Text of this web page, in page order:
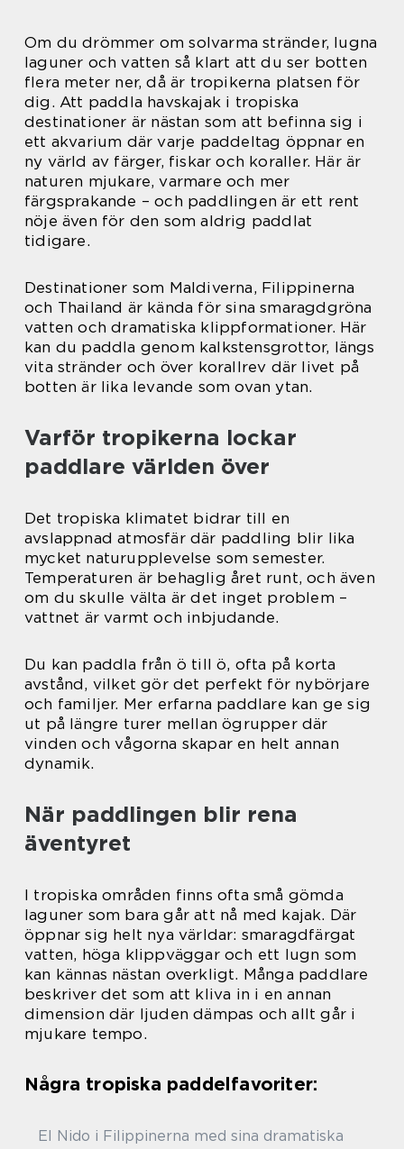
Om du drömmer om solvarma stränder, lugna
laguner och vatten så klart att du ser botten
flera meter ner, då är tropikerna platsen för
dig. Att paddla havskajak i tropiska
destinationer är nästan som att befinna sig i
ett akvarium där varje paddeltag öppnar en
ny värld av färger, fiskar och koraller. Här är
naturen mjukare, varmare och mer
färgsprakande – och paddlingen är ett rent
nöje även för den som aldrig paddlat
tidigare.
Destinationer som Maldiverna, Filippinerna
och Thailand är kända för sina smaragdgröna
vatten och dramatiska klippformationer. Här
kan du paddla genom kalkstensgrottor, längs
vita stränder och över korallrev där livet på
botten är lika levande som ovan ytan.
Varför tropikerna lockar
paddlare världen över
Det tropiska klimatet bidrar till en
avslappnad atmosfär där paddling blir lika
mycket naturupplevelse som semester.
Temperaturen är behaglig året runt, och även
om du skulle välta är det inget problem –
vattnet är varmt och inbjudande.
Du kan paddla från ö till ö, ofta på korta
avstånd, vilket gör det perfekt för nybörjare
och familjer. Mer erfarna paddlare kan ge sig
ut på längre turer mellan ögrupper där
vinden och vågorna skapar en helt annan
dynamik.
När paddlingen blir rena
äventyret
I tropiska områden finns ofta små gömda
laguner som bara går att nå med kajak. Där
öppnar sig helt nya världar: smaragdfärgat
vatten, höga klippväggar och ett lugn som
kan kännas nästan overkligt. Många paddlare
beskriver det som att kliva in i en annan
dimension där ljuden dämpas och allt går i
mjukare tempo.
Några tropiska paddelfavoriter:
El Nido i Filippinerna med sina dramatiska